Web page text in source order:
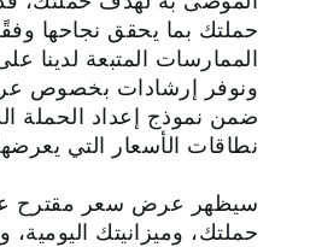
حملتك بما يحقق نجاحها
الممارسات المتبعة لدينا
ونوفر إرشادات بخصوص
ضمن نموذج إعداد الحملة
نطاقات الأسعار التي
سيظهر عرض سعر مقترح
حملتك، وميزانيتك اليومية،